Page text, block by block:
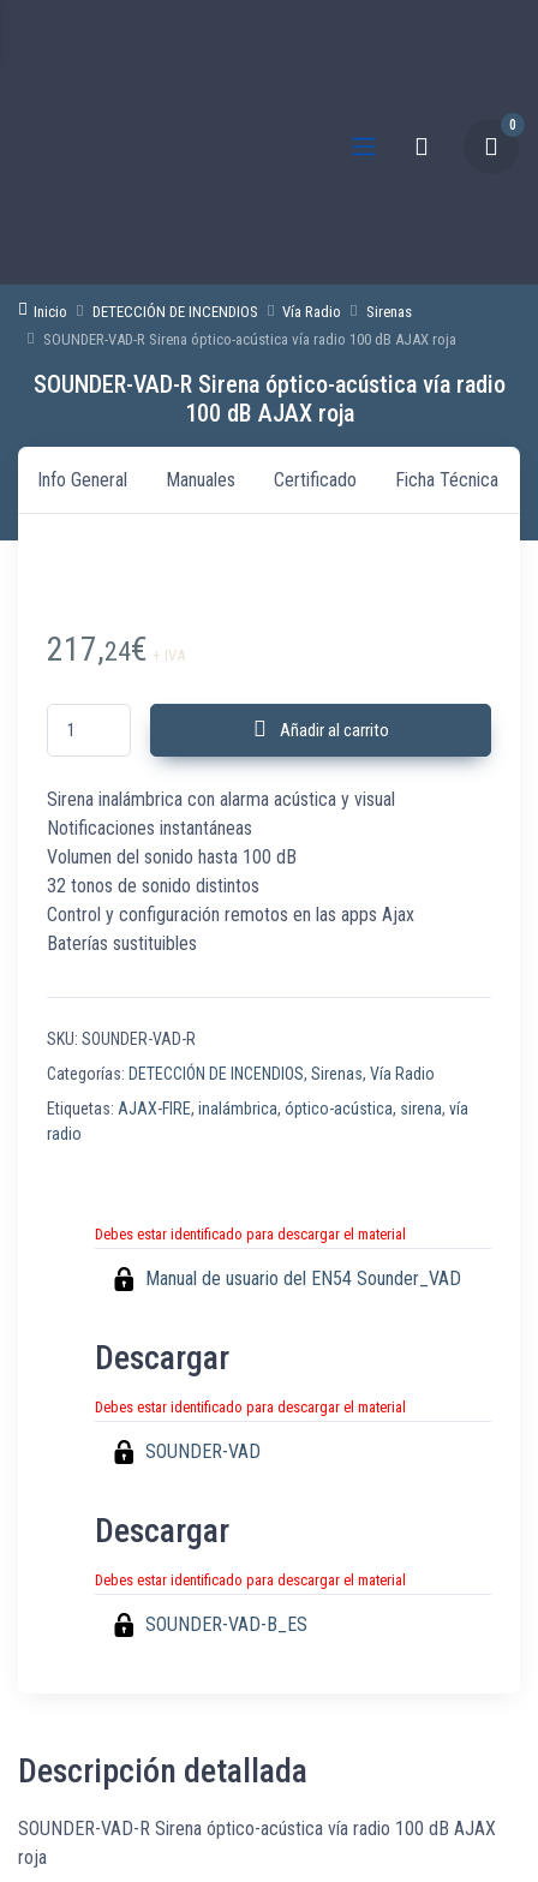
0
Inicio DETECCIÓN DE INCENDIOS Vía Radio
Sirenas
SOUNDER-VAD-R Sirena óptico-acústica vía radio 100 dB AJAX roja
SOUNDER-VAD-R Sirena óptico-acústica vía radio
100 dB AJAX roja
Info General Manuales Certificado Ficha Técnica
217,24€ + IVA
SOUNDER-VAD-R Sirena óptico-acústica vía radio 100 dB AJAX roja
Añadir al carrito
Sirena inalámbrica con alarma acústica y visual
Notificaciones instantáneas
Volumen del sonido hasta 100 dB
32 tonos de sonido distintos
Control y configuración remotos en las apps Ajax
Baterías sustituibles
SKU: SOUNDER-VAD-R
Categorías: DETECCIÓN DE INCENDIOS, Sirenas, Vía Radio
Etiquetas: AJAX-FIRE, inalámbrica, óptico-acústica, sirena, vía
radio
Debes estar identificado para descargar el material
Manual de usuario del EN54 Sounder_VAD
Descargar
Debes estar identificado para descargar el material
SOUNDER-VAD
Descargar
Debes estar identificado para descargar el material
SOUNDER-VAD-B_ES
Descripción detallada
SOUNDER-VAD-R Sirena óptico-acústica vía radio 100 dB AJAX
roja